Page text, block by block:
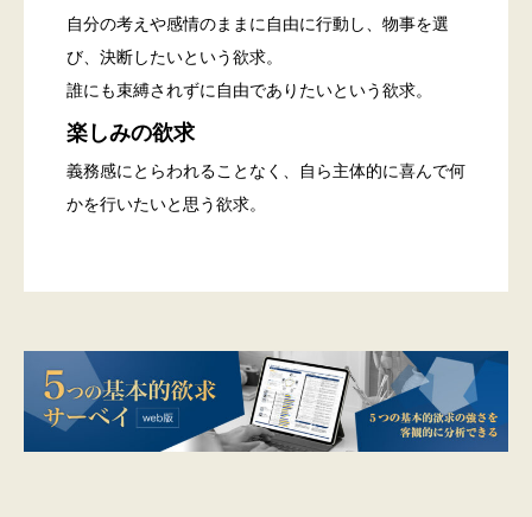
自分の考えや感情のままに自由に行動し、物事を選
び、決断したいという欲求。
誰にも束縛されずに自由でありたいという欲求。
楽しみの欲求
義務感にとらわれることなく、自ら主体的に喜んで何
かを行いたいと思う欲求。